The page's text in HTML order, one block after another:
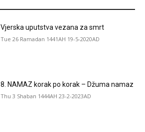
Vjerska uputstva vezana za smrt
Tue 26 Ramadan 1441AH 19-5-2020AD
8. NAMAZ korak po korak – Džuma namaz
Thu 3 Shaban 1444AH 23-2-2023AD